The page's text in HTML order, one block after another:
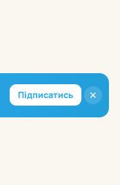
✕
Підписатись